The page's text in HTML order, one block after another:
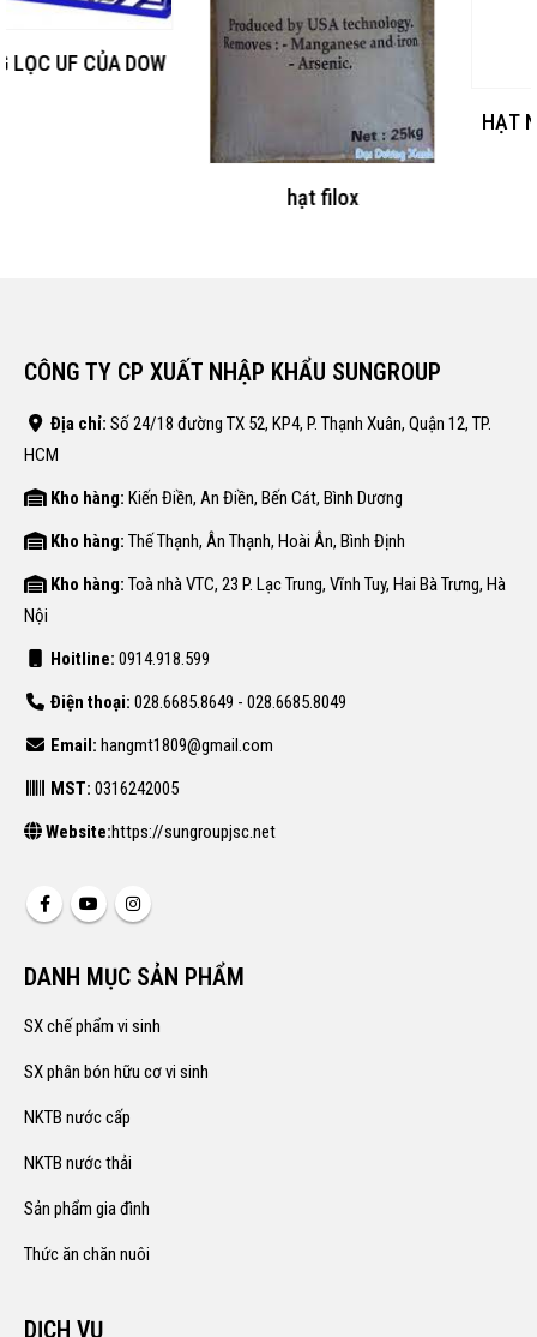
HẠT NÂNG PH CALCITE
CÔNG TY CP XUẤT NHẬP KHẨU SUNGROUP
Địa chỉ: Số 24/18 đường TX 52, KP4, P. Thạnh Xuân, Quận 12, TP.
HCM
Kho hàng: Kiến Điền, An Điền, Bến Cát, Bình Dương
Kho hàng: Thế Thạnh, Ân Thạnh, Hoài Ân, Bình Định
Kho hàng: Toà nhà VTC, 23 P. Lạc Trung, Vĩnh Tuy, Hai Bà Trưng, Hà
Nội
Hoitline: 0914.918.599
Điện thoại: 028.6685.8649 - 028.6685.8049
Email: hangmt1809@gmail.com
MST: 0316242005
Website:https://sungroupjsc.net
DANH MỤC SẢN PHẨM
SX chế phẩm vi sinh
SX phân bón hữu cơ vi sinh
NKTB nước cấp
NKTB nước thải
Sản phẩm gia đình
Thức ăn chăn nuôi
DỊCH VỤ